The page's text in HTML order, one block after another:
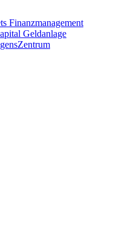
Finanzmanagement
Geldanlage